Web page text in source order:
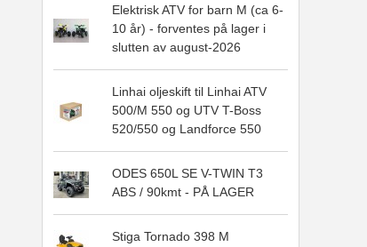
Elektrisk ATV for barn M (ca 6-
10 år) - forventes på lager i
slutten av august-2026
Linhai oljeskift til Linhai ATV
500/M 550 og UTV T-Boss
520/550 og Landforce 550
ODES 650L SE V-TWIN T3
ABS / 90kmt - PÅ LAGER
Stiga Tornado 398 M